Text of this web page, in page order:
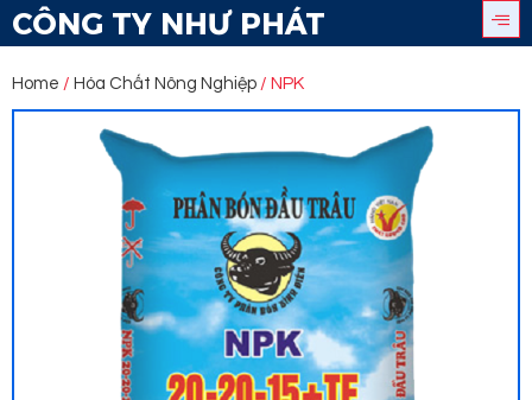
CÔNG TY NHƯ PHÁT
Home / Hóa Chất Nông Nghiệp / NPK